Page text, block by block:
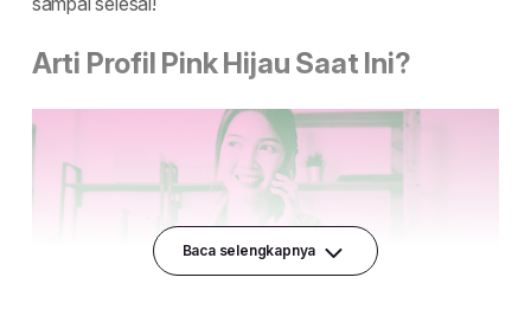
Baca selengkapnya